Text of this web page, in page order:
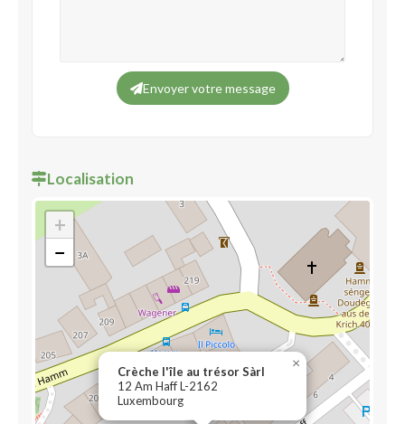
Envoyer votre message
Localisation
Crèche l'île au trésor Sàrl
12 Am Haff L-2162
Luxembourg
×
+
−